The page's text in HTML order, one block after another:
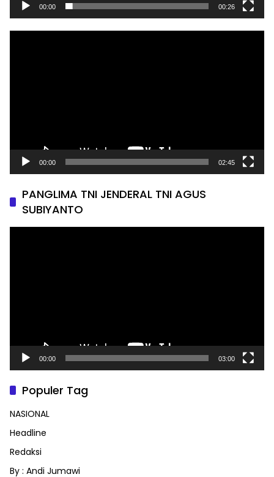
00:00 00:26
00:00 02:45
PANGLIMA TNI JENDERAL TNI AGUS
SUBIYANTO
00:00 03:00
Populer Tag
NASIONAL
Headline
Redaksi
By : Andi Jumawi